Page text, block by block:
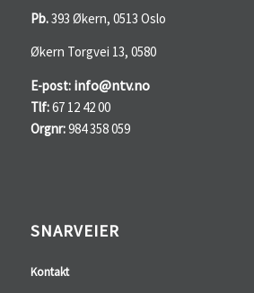
Pb.393 Økern, 0513 Oslo
Økern Torgvei 13, 0580
E-post: info@ntv.no
Tlf:67 12 42 00
Orgnr:984 358 059
SNARVEIER
Kontakt